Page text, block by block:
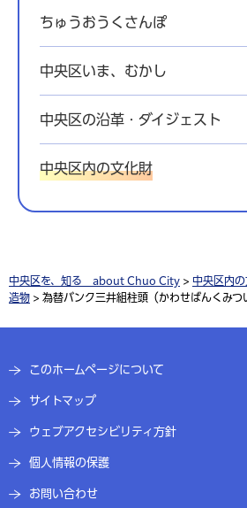
ちゅうおうくさんぽ
中央区いま、むかし
中央区の沿革・ダイジェスト
中央区内の文化財
中央区を、知る about Chuo City > 中央区内
造物 > 為替バンク三井組柱頭（かわせばんくみつ
このホームページについて
サイトマップ
ウェブアクセシビリティ方針
個人情報の保護
お問い合わせ